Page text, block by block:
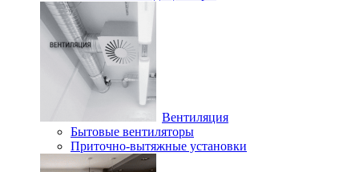
Вентиляция
Бытовые вентиляторы
Приточно-вытяжные установки